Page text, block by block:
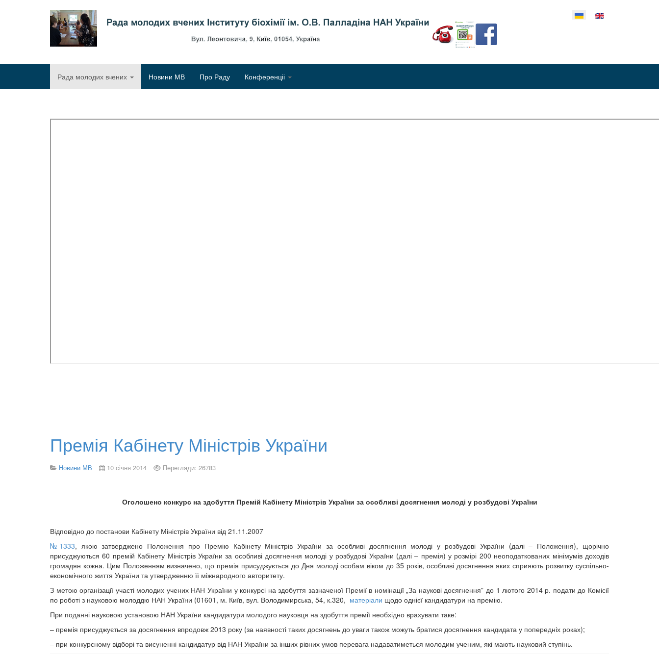
Рада молодих вчених Новини МВ Про Раду Конференціі
Премія Кабінету Міністрів України
Новини МВ 10 січня 2014 Перегляди: 26783
Оголошено конкурс на здобуття Премій Кабінету Міністрів України за особливі досягнення молоді у розбудові України
Відповідно до постанови Кабінету Міністрів України від 21.11.2007
№1333, якою затверджено Положення про Премію Кабінету Міністрів України за особливі досягнення молоді у розбудові України (далі – Положення), щорічно
присуджуються 60 премій Кабінету Міністрів України за особливі досягнення молоді у розбудові України (далі – премія) у розмірі 200 неоподаткованих мінімумів доходів
громадян кожна. Цим Положенням визначено, що премія присуджується до Дня молоді особам віком до 35 років, особливі досягнення яких сприяють розвитку суспільно-
економічного життя України та утвердженню її міжнародного авторитету.
З метою організації участі молодих учених НАН України у конкурсі на здобуття зазначеної Премії в номінації „За наукові досягнення” до 1 лютого 2014 р. подати до Комісії
по роботі з науковою молоддю НАН України (01601, м. Київ, вул. Володимирська, 54, к.320, матеріали щодо однієї кандидатури на премію.
При поданні науковою установою НАН України кандидатури молодого науковця на здобуття премії необхідно врахувати таке:
– премія присуджується за досягнення впродовж 2013 року (за наявності таких досягнень до уваги також можуть братися досягнення кандидата у попередніх роках);
– при конкурсному відборі та висуненні кандидатур від НАН України за інших рівних умов перевага надаватиметься молодим ученим, які мають науковий ступінь.